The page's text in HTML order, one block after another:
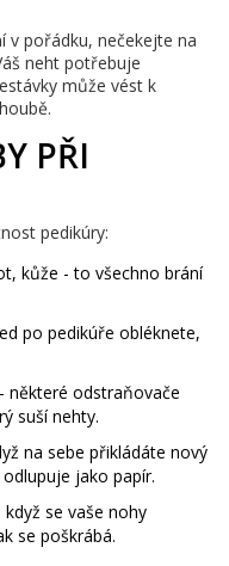
v pořádku, nečekejte na
neht potřebuje
může vést k
PŘI
pedikúry:
kůže - to všechno brání
po pedikúře obléknete,
některé odstraňovače
suší nehty.
na sebe přikládáte nový
jako papír.
se vaše nohy
se poškrábá.